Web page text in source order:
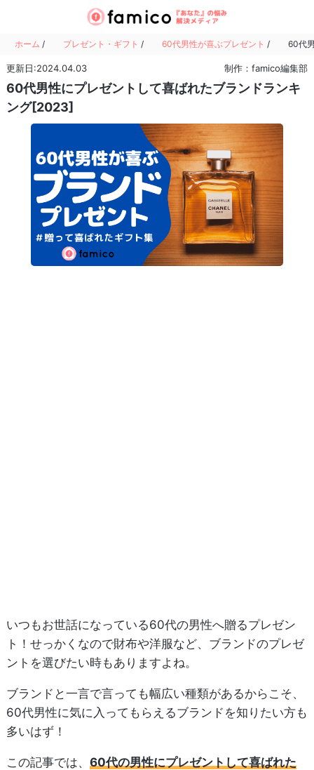
ホーム / プレゼント・ギフト / 60代男性が喜ぶプレゼント / 60代
更新日:2024.04.03 制作：famico編集部
60代男性にプレゼントして喜ばれたブランドランキ
ング[2023]
いつもお世話になっている60代の男性へ贈るプレゼン
ト！せっかくなので財布や洋服など、ブランドのプレゼ
ントを選びたい時もありますよね。
ブランドと一言で言っても幅広い種類があるからこそ、
60代男性に気に入ってもらえるブランドを知りたい方も
多いはず！
この記事では、 60代の男性にプレゼントして喜ばれた